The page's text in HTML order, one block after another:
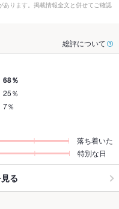
ります。掲載情報全文と併せてご確認
総評について
68％
25％
7％
落ち着いた
特別な日
る